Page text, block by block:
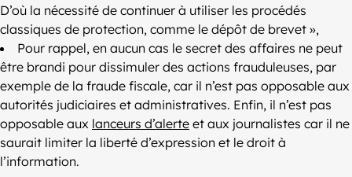
D’où la nécessité de continuer à utiliser les procédés
classiques de protection, comme le dépôt de brevet »,
Pour rappel, en aucun cas le secret des affaires ne peut
être brandi pour dissimuler des actions frauduleuses, par
exemple de la fraude fiscale, car il n’est pas opposable aux
autorités judiciaires et administratives. Enfin, il n’est pas
opposable aux lanceurs d’alerte et aux journalistes car il ne
saurait limiter la liberté d’expression et le droit à
l’information.